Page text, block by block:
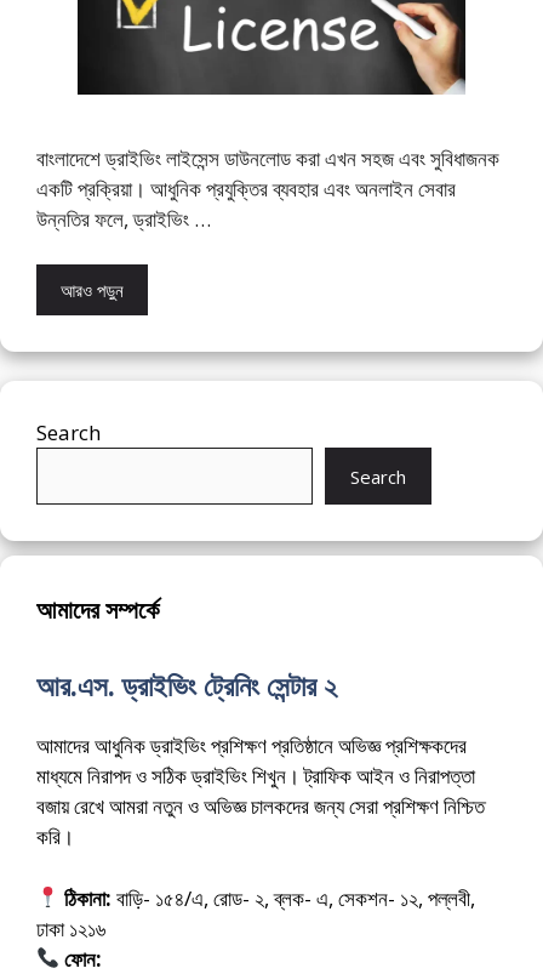
বাংলাদেশে ড্রাইভিং লাইসেন্স ডাউনলোড করা এখন সহজ এবং সুবিধাজনক
একটি প্রক্রিয়া। আধুনিক প্রযুক্তির ব্যবহার এবং অনলাইন সেবার
উন্নতির ফলে, ড্রাইভিং …
আরও পড়ুন
Search
Search
আমাদের সম্পর্কে
আর.এস. ড্রাইভিং ট্রেনিং সেন্টার ২
আমাদের আধুনিক ড্রাইভিং প্রশিক্ষণ প্রতিষ্ঠানে অভিজ্ঞ প্রশিক্ষকদের
মাধ্যমে নিরাপদ ও সঠিক ড্রাইভিং শিখুন। ট্রাফিক আইন ও নিরাপত্তা
বজায় রেখে আমরা নতুন ও অভিজ্ঞ চালকদের জন্য সেরা প্রশিক্ষণ নিশ্চিত
করি।
ঠিকানা: বাড়ি- ১৫৪/এ, রোড- ২, ব্লক- এ, সেকশন- ১২, পল্লবী,
ঢাকা ১২১৬
ফোন: